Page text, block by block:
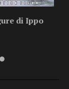
di Ippo